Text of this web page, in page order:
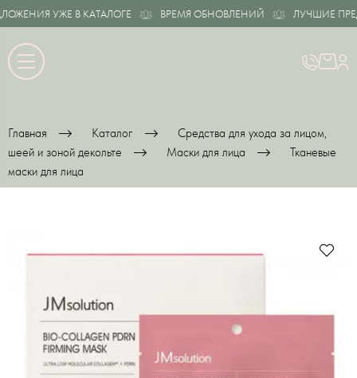
УЖЕ В КАТАЛОГЕ ВРЕМЯ ОБНОВЛЕНИЙ ЛУЧШИЕ
Главная Каталог
Средства для ухода за лицом,
шеей и зоной декольте
Маски для лица
Тканевые
маски для лица